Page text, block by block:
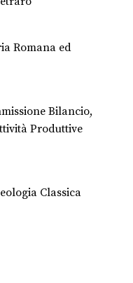
Romana ed
Bilancio,
Produttive
Classica